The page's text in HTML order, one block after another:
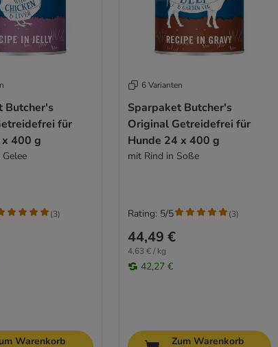
Butcher's
für
400 g
(3)
Warenkorb
6 Varianten
Sparpaket Butcher's
Original Getreidefrei für
Hunde 24 x 400 g
mit Rind in Soße
44,49 €
4,63 € / kg
42,27 €
Rating: 5/5 (3)
Zum Warenkorb